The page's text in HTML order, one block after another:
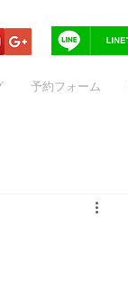
予約フォーム